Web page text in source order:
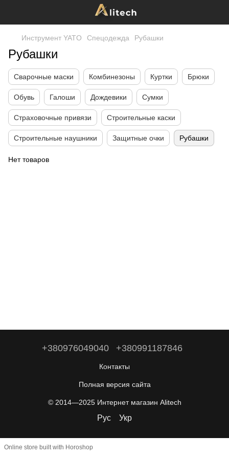
Инструмент YATO Спецодежда Рубашки
Рубашки
Сварочные маски Комбинезоны Куртки Брюки
Обувь Галоши Дождевики Сумки
Страховочные привязи Строительные каски
Строительные наушники Защитные очки Рубашки
Нет товаров
+380976049040 +380991187846
Контакты
Полная версия сайта
© 2014—2025 Интернет магазин Alitech
Рус Укр
Online store built with Horoshop